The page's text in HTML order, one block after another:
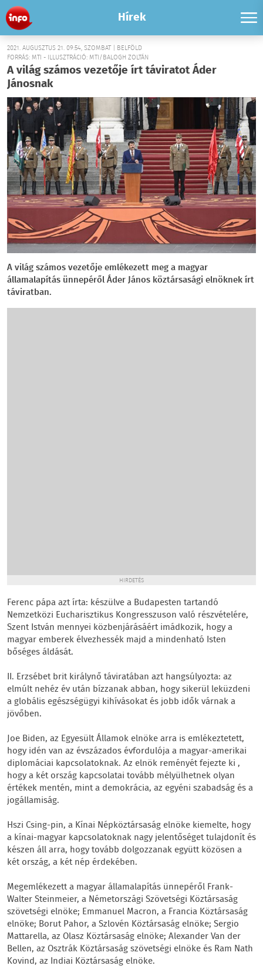
Hírek
2021. AUGUSZTUS 21. 09:54, SZOMBAT | BELFÖLD
FORRÁS: MTI - ILLUSZTRÁCIÓ: MTI/BALOGH ZOLTÁN
A világ számos vezetője írt táviratot Áder
Jánosnak
A világ számos vezetője emlékezett meg a magyar
államalapítás ünnepéről Áder János köztársasági elnöknek írt
táviratban.
HIRDETÉS
Ferenc pápa azt írta: készülve a Budapesten tartandó
Nemzetközi Eucharisztikus Kongresszuson való részvételére,
Szent István mennyei közbenjárásáért imádkozik, hogy a
magyar emberek élvezhessék majd a mindenható Isten
bőséges áldását.
II. Erzsébet brit királynő táviratában azt hangsúlyozta: az
elmúlt nehéz év után bízzanak abban, hogy sikerül leküzdeni
a globális egészségügyi kihívásokat és jobb idők várnak a
jövőben.
Joe Biden, az Egyesült Államok elnöke arra is emlékeztetett,
hogy idén van az évszázados évfordulója a magyar-amerikai
diplomáciai kapcsolatoknak. Az elnök reményét fejezte ki ,
hogy a két ország kapcsolatai tovább mélyülhetnek olyan
értékek mentén, mint a demokrácia, az egyéni szabadság és a
jogállamiság.
Hszi Csing-pin, a Kínai Népköztársaság elnöke kiemelte, hogy
a kínai-magyar kapcsolatoknak nagy jelentőséget tulajdonít és
készen áll arra, hogy tovább dolgozzanak együtt közösen a
két ország, a két nép érdekében.
Megemlékezett a magyar államalapítás ünnepéről Frank-
Walter Steinmeier, a Németországi Szövetségi Köztársaság
szövetségi elnöke; Emmanuel Macron, a Francia Köztársaság
elnöke; Borut Pahor, a Szlovén Köztársaság elnöke; Sergio
Mattarella, az Olasz Köztársaság elnöke; Alexander Van der
Bellen, az Osztrák Köztársaság szövetségi elnöke és Ram Nath
Kovind, az Indiai Köztársaság elnöke.